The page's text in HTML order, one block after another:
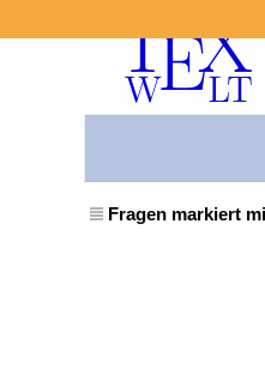
Fragen markiert